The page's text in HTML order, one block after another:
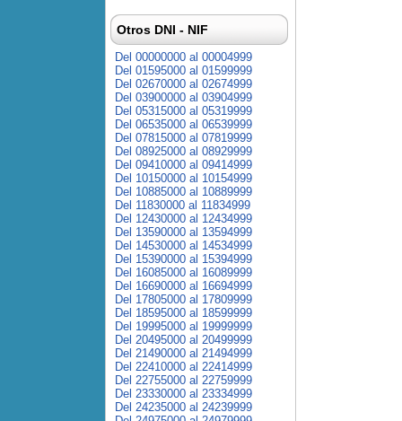
Otros DNI - NIF
Del 00000000 al 00004999
Del 01595000 al 01599999
Del 02670000 al 02674999
Del 03900000 al 03904999
Del 05315000 al 05319999
Del 06535000 al 06539999
Del 07815000 al 07819999
Del 08925000 al 08929999
Del 09410000 al 09414999
Del 10150000 al 10154999
Del 10885000 al 10889999
Del 11830000 al 11834999
Del 12430000 al 12434999
Del 13590000 al 13594999
Del 14530000 al 14534999
Del 15390000 al 15394999
Del 16085000 al 16089999
Del 16690000 al 16694999
Del 17805000 al 17809999
Del 18595000 al 18599999
Del 19995000 al 19999999
Del 20495000 al 20499999
Del 21490000 al 21494999
Del 22410000 al 22414999
Del 22755000 al 22759999
Del 23330000 al 23334999
Del 24235000 al 24239999